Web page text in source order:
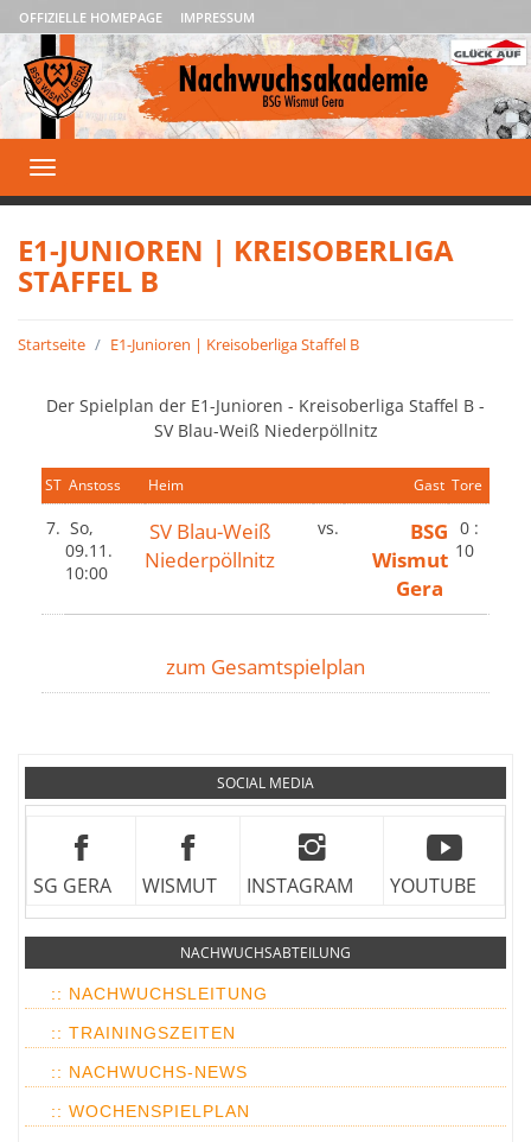
OFFIZIELLE HOMEPAGE IMPRESSUM
Toggle
navigation
E1-JUNIOREN | KREISOBERLIGA
STAFFEL B
Startseite E1-Junioren | Kreisoberliga Staffel B
Der Spielplan der E1-Junioren - Kreisoberliga Staffel B -
SV Blau-Weiß Niederpöllnitz
ST Anstoss Heim Gast Tore
7. So,
09.11.
10:00
SV Blau-Weiß
Niederpöllnitz
vs.
BSG
Wismut
Gera
0 :
10
zum Gesamtspielplan
SOCIAL MEDIA
SG GERA WISMUT INSTAGRAM YOUTUBE
NACHWUCHSABTEILUNG
:: NACHWUCHSLEITUNG
:: TRAININGSZEITEN
:: NACHWUCHS-NEWS
:: WOCHENSPIELPLAN